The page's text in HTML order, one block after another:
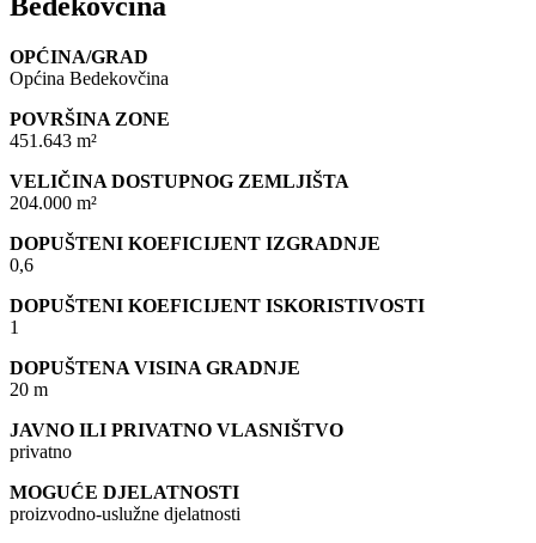
Bedekovčina
OPĆINA/GRAD
Općina Bedekovčina
POVRŠINA ZONE
451.643 m²
VELIČINA DOSTUPNOG ZEMLJIŠTA
204.000 m²
DOPUŠTENI KOEFICIJENT IZGRADNJE
0,6
DOPUŠTENI KOEFICIJENT ISKORISTIVOSTI
1
DOPUŠTENA VISINA GRADNJE
20 m
JAVNO ILI PRIVATNO VLASNIŠTVO
privatno
MOGUĆE DJELATNOSTI
proizvodno-uslužne djelatnosti